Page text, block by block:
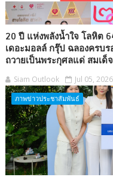
20 ปี แห่งพลังน้ำใจ โลหิต
เดอะมอลล์ กรุ๊ป ฉลองครบ
ถวายเป็นพระกุศลแด่ สมเด็
Siam Outlook Jul 05, 2026
ภาพข่าวประชาสัมพันธ์